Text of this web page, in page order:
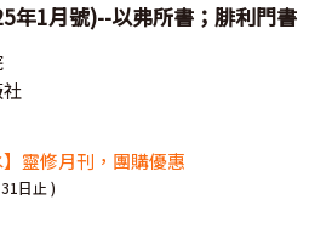
年1月號)--以弗所書；腓利門書
】靈修月刊，團購優惠
日止 )